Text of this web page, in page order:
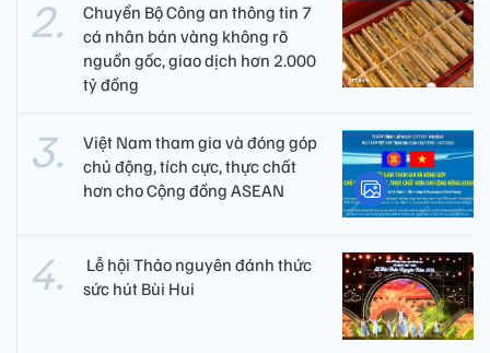
Chuyển Bộ Công an thông tin 7
cá nhân bán vàng không rõ
nguồn gốc, giao dịch hơn 2.000
tỷ đồng
Việt Nam tham gia và đóng góp
chủ động, tích cực, thực chất
hơn cho Cộng đồng ASEAN
​ Lễ hội Thảo nguyên đánh thức
sức hút Bùi Hui